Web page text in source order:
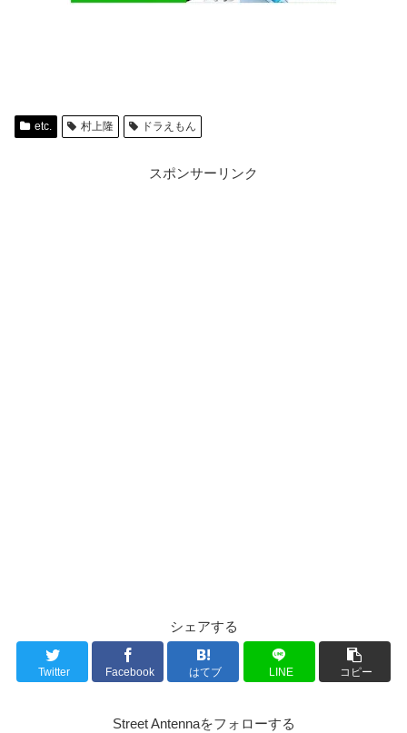
etc. 村上隆 ドラえもん
スポンサーリンク
シェアする
Twitter Facebook はてブ LINE コピー
Street Antennaをフォローする